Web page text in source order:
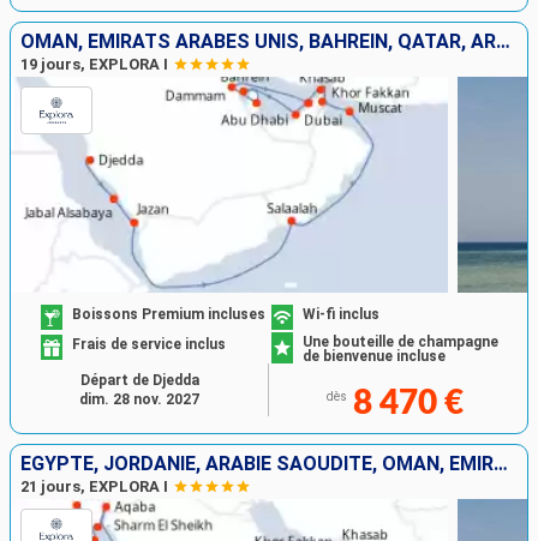
OMAN, EMIRATS ARABES UNIS, BAHREIN, QATAR, ARABIE SAOUDITE
19 jours, EXPLORA I
Boissons Premium incluses
Wi-fi inclus
Frais de service inclus
Une bouteille de champagne
de bienvenue incluse
dès 8 470 €
Départ de Djedda
dim. 28 nov. 2027
EGYPTE, JORDANIE, ARABIE SAOUDITE, OMAN, EMIRATS ARABES UNIS
21 jours, EXPLORA I